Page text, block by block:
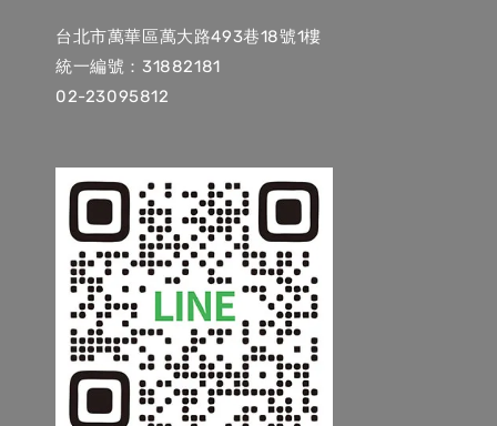
台北市萬華區萬大路493巷18號1樓
統一編號：31882181
02-23095812